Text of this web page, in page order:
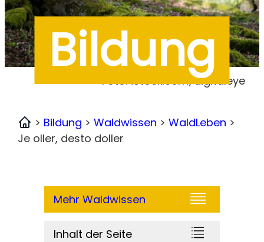
Bildung
Foto: iStock.com/digitaleye
Home
> Bildung >Waldwissen >WaldLeben >
Je oller, desto doller
Mehr Waldwissen
Inhalt der Seite